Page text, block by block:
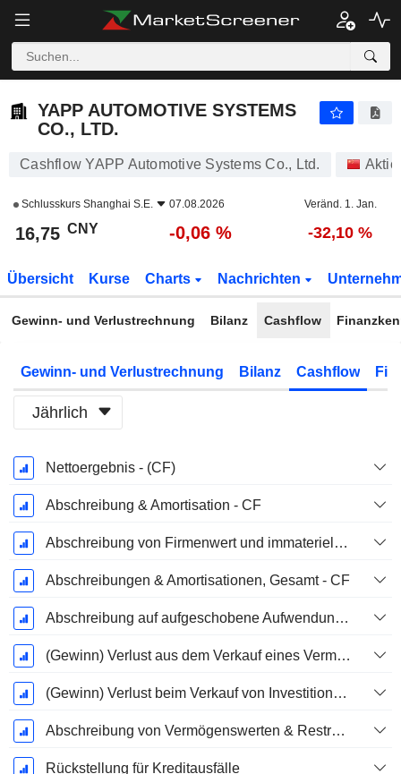
YAPP AUTOMOTIVE SYSTEMS
CO., LTD.
Cashflow YAPP Automotive Systems Co., Ltd.
Schlusskurs Shanghai S.E. 07.08.2026 Veränd. 1. Jan.
16,75 CNY -0,06 % -32,10 %
Übersicht Kurse Charts Nachrichten
Gewinn- und Verlustrechnung Bilanz Cashflow
Gewinn- und Verlustrechnung Bilanz Cashflow
Jährlich
Ende d.
Geschäftsjahres:
Dezember
Nettoergebnis - (CF)
Abschreibung & Amortisation - CF
Abschreibung von Firmenwert und immateriellen Vermögenswerten - (CF) - (Modellspezifisch)
Abschreibungen & Amortisationen, Gesamt - CF
Abschreibung auf aufgeschobene Aufwendungen, Gesamt - (CF)
(Gewinn) Verlust aus dem Verkauf eines Vermögenswerts
(Gewinn) Verlust beim Verkauf von Investitionen - (CF)
Abschreibung von Vermögenswerten & Restrukturierungskosten
Rückstellung für Kreditausfälle